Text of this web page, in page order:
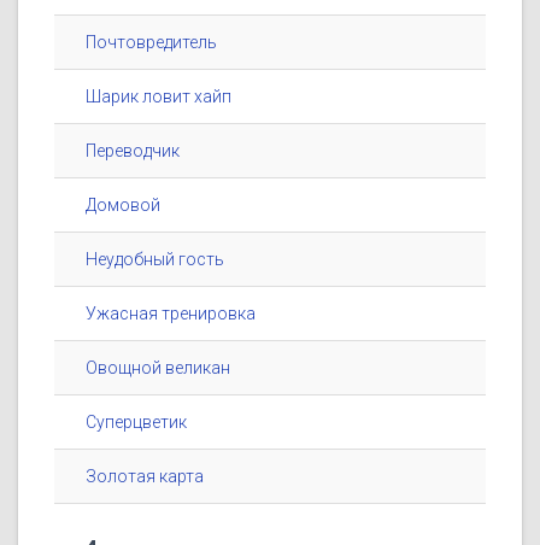
Почтовредитель
Шарик ловит хайп
Переводчик
Домовой
Неудобный гость
Ужасная тренировка
Овощной великан
Суперцветик
Золотая карта